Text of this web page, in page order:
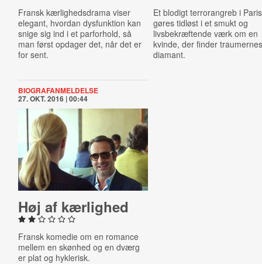
Fransk kærlighedsdrama viser
elegant, hvordan dysfunktion kan
snige sig ind i et parforhold, så
man først opdager det, når det er
for sent.
Et blodigt terrorangreb i Paris
gøres tidløst i et smukt og
livsbekræftende værk om en
kvinde, der finder
diamant.
BIOGRAFANMELDELSE
27. OKT. 2016 | 00:44
Høj af kærlighed
Fransk komedie om en romance
mellem en skønhed og en dværg
er plat og hyklerisk.